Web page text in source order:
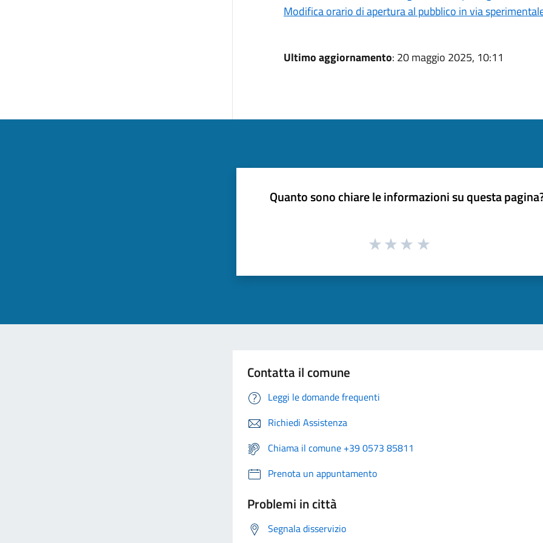
Modifica orario di apertura al pubblico in via
Ultimo aggiornamento: 20 maggio 2025, 10:11
Quanto sono chiare le informazioni su questa
Contatta il comune
Leggi le domande frequenti
Richiedi Assistenza
Chiama il comune +39 0573 85811
Prenota un appuntamento
Problemi in città
Segnala disservizio